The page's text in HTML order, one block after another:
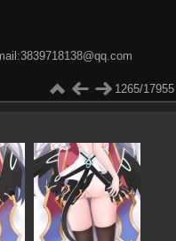
1265/17955